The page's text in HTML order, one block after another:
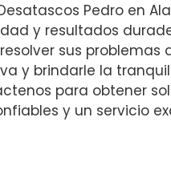
Pedro en
y resultados
sus problemas
y brindarle la
para obtener
y un servicio